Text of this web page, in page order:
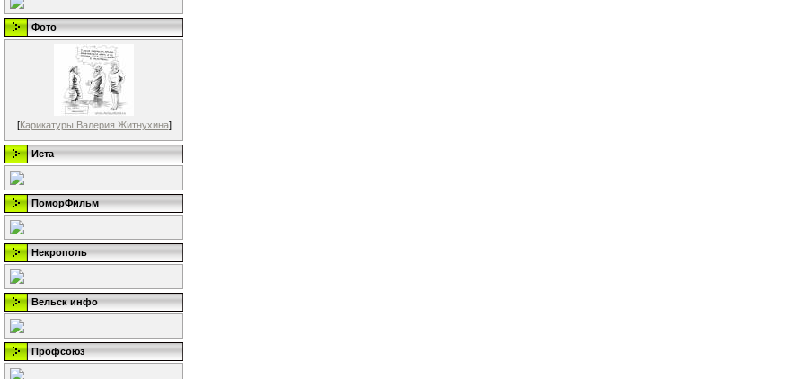
Фото
[Карикатуры Валерия Житнухина]
Иста
ПоморФильм
Некрополь
Вельск инфо
Профсоюз